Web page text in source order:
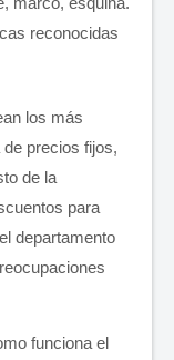
reconocidas
los más
precios fijos,
de la
para
departamento
funciona el